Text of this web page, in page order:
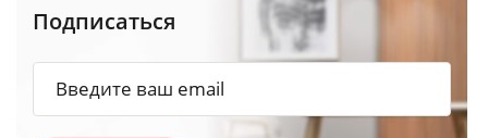
Подписаться